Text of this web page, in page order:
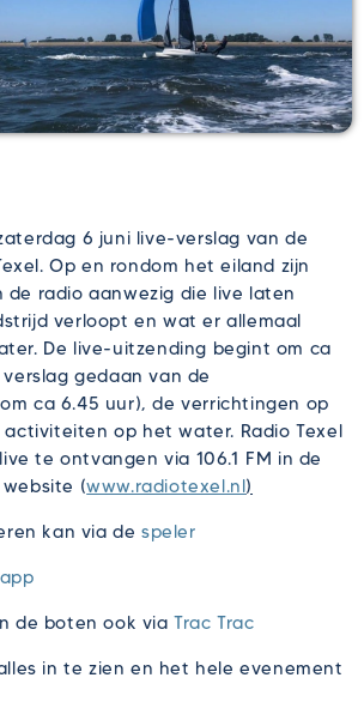
6 juni live-verslag van de
Op en rondom het eiland zijn
de radio aanwezig die live laten
verloopt en wat er allemaal
De live-uitzending begint om ca
gedaan van de
ca 6.45 uur), de verrichtingen op
op het water. Radio Texel
te ontvangen via 106.1 FM in de
(www.radiotexel.nl)
kan via despeler
de boten ook via Trac Trac
in te zien en het hele evenement